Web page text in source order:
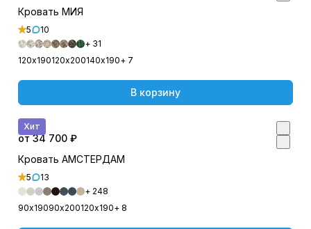
Кровать МИЯ
5
10
+ 31
120х190120х200140х190+ 7
В корзину
Хит
от 34 700 ₽
Кровать АМСТЕРДАМ
5
13
+ 248
90х19090х200120х190+ 8